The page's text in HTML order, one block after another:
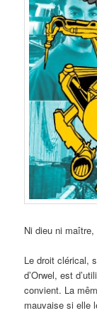
Ni dieu ni
Le droit clérical,
d’Orwel, est
convient. La
mauvaise si elle